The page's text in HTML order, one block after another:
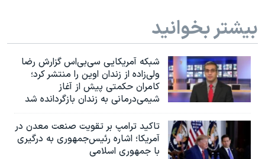
بیشتر بخوانید
شبکه آمریکایی سی‌بی‌‌اس گزارش رضا
ولی‌زاده از زندان اوین را منتشر کرد؛
کامران حکمتی پیش از آغاز
شیمی‌درمانی به زندان بازگردانده شد
تاکید ترامپ بر تقویت صنعت معدن در
آمریکا؛ اشاره رئیس‌جمهوری به درگیری
با جمهوری اسلامی